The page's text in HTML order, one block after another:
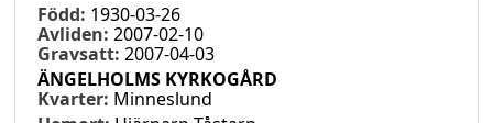
Född: 1930-03-26
Avliden: 2007-02-10
Gravsatt: 2007-04-03
ÄNGELHOLMS KYRKOGÅRD
Kvarter: Minneslund